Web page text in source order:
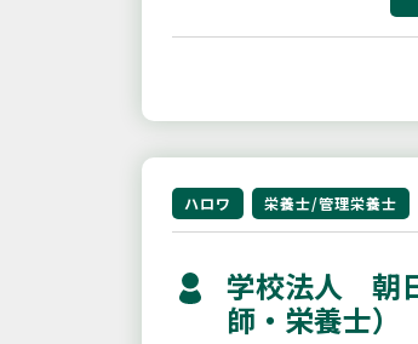
ハロワ 栄養士/管理栄養士
学校法人 朝
師・栄養士）